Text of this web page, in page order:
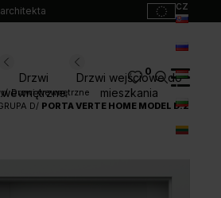
cz
hu
Drzwi
wewnętrzne
Drzwi wejściowe do
mieszkania
0
Drzwi wewnętrzne
D
PORTA VERTE HOME MODEL D.2